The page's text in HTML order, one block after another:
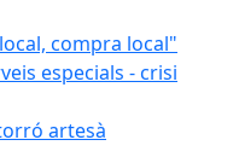
compra local"
especials - crisi
artesà